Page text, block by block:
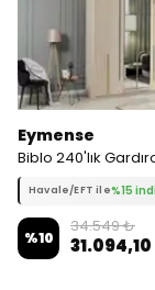
Eymense
Biblo 240'lık
Havale/EFT ile%15
%10
34.549 ₺